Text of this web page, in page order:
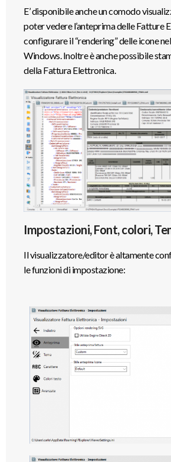
E’ disponibile anche un comodo
poter vedere l’anteprima delle Fatture
configurare il “rendering” delle icone
Windows. Inoltre è anche possibile
della Fattura Elettronica.
Impostazioni, Font, colori,
Il visualizzatore/editor è altamente
le funzioni di impostazione: